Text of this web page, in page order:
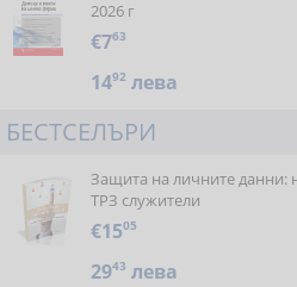
2026 г
€763
1492 лева
БЕСТСЕЛЪРИ
Защита на личните данни:
ТРЗ служители
€1505
2943 лева